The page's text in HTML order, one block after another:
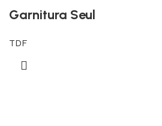
Garnitura Seul
TDF